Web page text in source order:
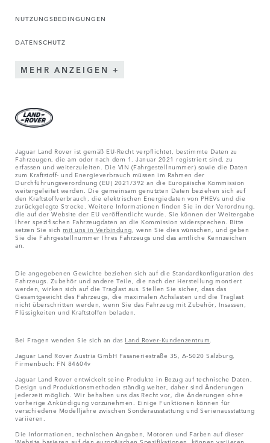
NUTZUNGSBEDINGUNGEN
DATENSCHUTZ
MEHR ANZEIGEN
Jaguar Land Rover ist gemäß EU-Recht verpflichtet, bestimmte Daten zu
Fahrzeugen, die am oder nach dem 1. Januar 2021 registriert sind, zu
erfassen und weiterzuleiten. Die VIN (Fahrgestellnummer) sowie die Daten
zum Kraftstoff- und Energieverbrauch müssen im Rahmen der
Durchführungsverordnung (EU) 2021/392 an die Europäische Kommission
weitergeleitet werden. Die gemeinsam genutzten Daten beziehen sich auf
den Kraftstoffverbrauch, die elektrischen Energiedaten von PHEVs und die
zurückgelegte Strecke. Weitere Informationen finden Sie in der Verordnung,
die auf der Website der EU veröffentlicht wurde. Sie können der Weitergabe
Ihrer spezifischen Fahrzeugdaten an die Kommission widersprechen. Bitte
setzen Sie sich mit uns in Verbindung, wenn Sie dies wünschen, und geben
Sie die Fahrgestellnummer Ihres Fahrzeugs und das amtliche Kennzeichen
an.
Die angegebenen Gewichte beziehen sich auf die Standardkonfiguration des
Fahrzeugs. Zubehör und andere Teile, die nach der Herstellung montiert
werden, wirken sich auf die Traglast aus. Stellen Sie sicher, dass das
Gesamtgewicht des Fahrzeugs, die maximalen Achslasten und die Traglast
nicht überschritten werden, wenn Sie das Fahrzeug mit Zubehör, Insassen,
Flüssigkeiten und Kraftstoffen beladen.
Bei Fragen wenden Sie sich an das Land Rover-Kundenzentrum.
Jaguar Land Rover Austria GmbH Fasaneriestraße 35, A-5020 Salzburg,
Firmenbuch: FN 84604v
Jaguar Land Rover entwickelt seine Produkte in Bezug auf technische Daten,
Design und Produktionsmethoden ständig weiter, daher sind Änderungen
jederzeit möglich. Wir behalten uns das Recht vor, die Änderungen ohne
vorherige Ankündigung vorzunehmen. Einige Funktionen können für
verschiedene Modelljahre zwischen Sonderausstattung und Serienausstattung
variieren.
Die Informationen, technischen Angaben, Motoren und Farben auf dieser